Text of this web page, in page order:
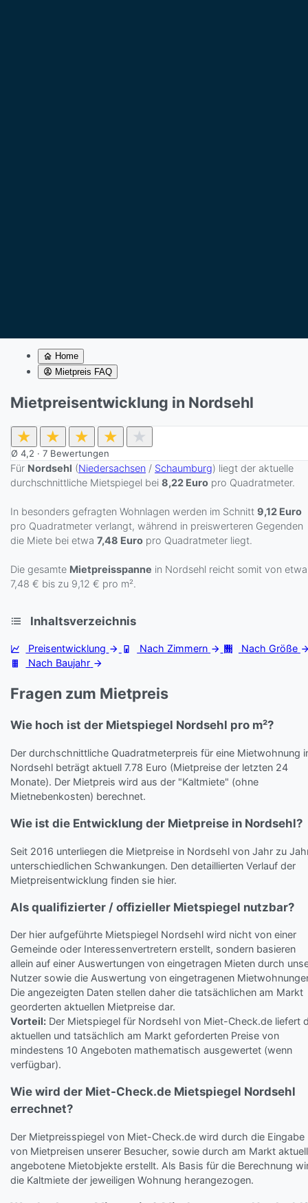
Home
Mietpreis FAQ
Mietpreisentwicklung in Nordsehl
★ ★ ★ ★ ★
Ø 4,2 · 7 Bewertungen
Für Nordsehl (Niedersachsen / Schaumburg) liegt der aktuelle
durchschnittliche Mietspiegel bei 8,22 Euro pro Quadratmeter.
In besonders gefragten Wohnlagen werden im Schnitt 9,12 Euro
pro Quadratmeter verlangt, während in preiswerteren Gegenden
die Miete bei etwa 7,48 Euro pro Quadratmeter liegt.
Die gesamte Mietpreisspanne in Nordsehl reicht somit von etwa
7,48 € bis zu 9,12 € pro m².
Inhaltsverzeichnis
Preisentwicklung Nach Zimmern
Nach Größe
Nach Baujahr
Fragen zum Mietpreis
Wie hoch ist der Mietspiegel Nordsehl pro m²?
Der durchschnittliche Quadratmeterpreis für eine Mietwohnung
Nordsehl beträgt aktuell 7.78 Euro (Mietpreise der letzten 24
Monate). Der Mietpreis wird aus der "Kaltmiete" (ohne
Mietnebenkosten) berechnet.
Wie ist die Entwicklung der Mietpreise in Nordsehl?
Seit 2016 unterliegen die Mietpreise in Nordsehl von Jahr zu
unterschiedlichen Schwankungen. Den detaillierten Verlauf der
Mietpreisentwicklung finden sie hier.
Als qualifizierter / offizieller Mietspiegel nutzbar?
Der hier aufgeführte Mietspiegel Nordsehl wird nicht von einer
Gemeinde oder Interessenvertretern erstellt, sondern basieren
allein auf einer Auswertungen von eingetragen Mieten durch
Nutzer sowie die Auswertung von eingetragenen
Die angezeigten Daten stellen daher die tatsächlichen am Markt
georderten aktuellen Mietpreise dar.
Vorteil: Der Mietspiegel für Nordsehl von Miet-Check.de liefert
aktuellen und tatsächlich am Markt geforderten Preise von
mindestens 10 Angeboten mathematisch ausgewertet (wenn
verfügbar).
Wie wird der Miet-Check.de Mietspiegel Nordsehl
errechnet?
Der Mietpreisspiegel von Miet-Check.de wird durch die Eingabe
von Mietpreisen unserer Besucher, sowie durch am Markt aktuell
angebotene Mietobjekte erstellt. Als Basis für die Berechnung
die Kaltmiete der jeweiligen Wohnung herangezogen.